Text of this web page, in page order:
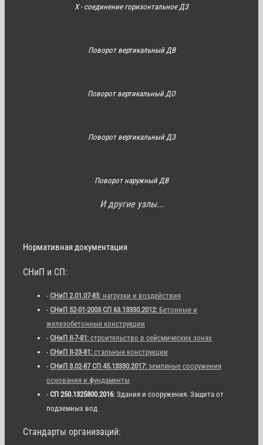
Х - соединение горизонтальное ДЗ
Поворот вертикальный ДВ
Поворот вертикальный ДО
Поворот вертикальный ДЗ
Поворот наружный ДВ
И другие узлы...
Нормативная документация
СНиП и СП:
- СНиП 2.01.07-85: нагрузки и воздействия
- СНиП 52-01-2003 СП 63.13330.2012: Бетонные и
железобетонные конструкции
- СНиП II-7-81: строительство в сейсмических зонах
- СНиП II-23-81: стальные конструкции
- СНиП 3.02-87 СП 45.13330.2017: земляные сооружения
основания и фундаменты
- СП 250.1325800.2016: Здания и сооружения. Защита от
подземных вод
Стандарты организаций: